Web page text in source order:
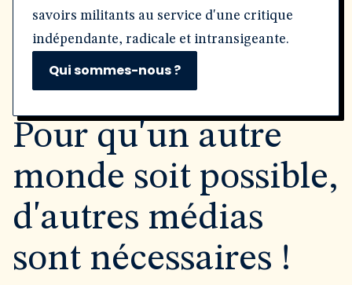
savoirs militants au service d'une critique
indépendante, radicale et intransigeante.
Qui sommes-nous ?
Pour qu'un autre
monde soit possible,
d'autres médias
sont nécessaires !